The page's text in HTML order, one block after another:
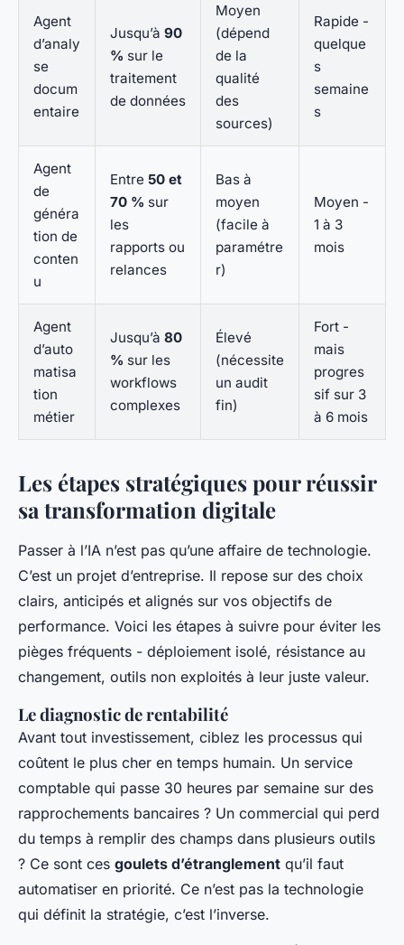
Agent
d’analy
se
docum
entaire
Jusqu’à 90
% sur le
traitement
de données
Moyen
(dépend
de la
qualité
des
sources)
Rapide -
quelque
s
semaine
s
Agent
de
généra
tion de
conten
u
Entre 50 et
70 % sur
les
rapports ou
relances
Bas à
moyen
(facile à
paramétre
r)
Moyen -
1 à 3
mois
Agent
d’auto
matisa
tion
métier
Jusqu’à 80
% sur les
workflows
complexes
Élevé
(nécessite
un audit
fin)
Fort -
mais
progres
sif sur 3
à 6 mois
Les étapes stratégiques pour réussir
sa transformation digitale
Passer à l’IA n’est pas qu’une affaire de technologie.
C’est un projet d’entreprise. Il repose sur des choix
clairs, anticipés et alignés sur vos objectifs de
performance. Voici les étapes à suivre pour éviter les
pièges fréquents - déploiement isolé, résistance au
changement, outils non exploités à leur juste valeur.
Le diagnostic de rentabilité
Avant tout investissement, ciblez les processus qui
coûtent le plus cher en temps humain. Un service
comptable qui passe 30 heures par semaine sur des
rapprochements bancaires ? Un commercial qui perd
du temps à remplir des champs dans plusieurs outils
? Ce sont ces goulets d’étranglement qu’il faut
automatiser en priorité. Ce n’est pas la technologie
qui définit la stratégie, c’est l’inverse.